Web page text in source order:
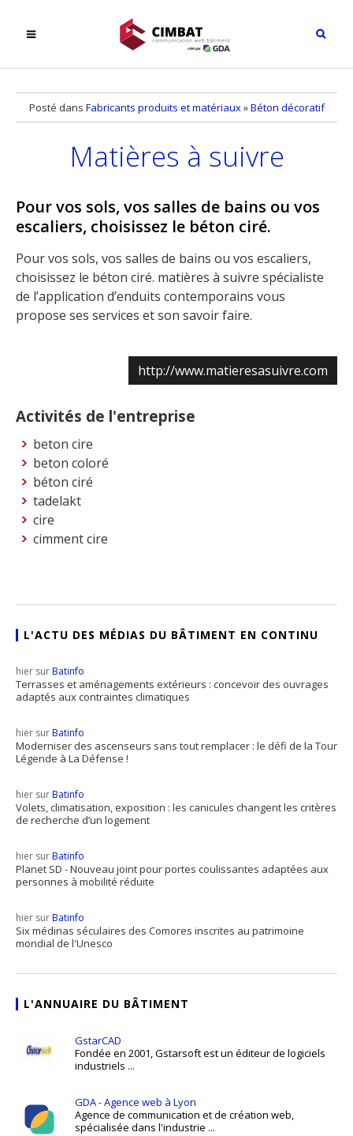
Posté dans Fabricants produits et matériaux»Béton décoratif
Matières à suivre
Pour vos sols, vos salles de bains ou vos
escaliers, choisissez le béton ciré.
Pour vos sols, vos salles de bains ou vos escaliers,
choisissez le béton ciré. matières à suivre spécialiste
de l’application d’enduits contemporains vous
propose ses services et son savoir faire.
http://www.matieresasuivre.com
Activités de l'entreprise
beton cire
beton coloré
béton ciré
tadelakt
cire
cimment cire
L'ACTU DES MÉDIAS DU BÂTIMENT EN CONTINU
hier surBatinfo
Terrasses et aménagements extérieurs : concevoir des ouvrages
adaptés aux contraintes climatiques
hier surBatinfo
Moderniser des ascenseurs sans tout remplacer : le défi de la Tour
Légende à La Défense !
hier surBatinfo
Volets, climatisation, exposition : les canicules changent les critères
de recherche d’un logement
hier surBatinfo
Planet SD - Nouveau joint pour portes coulissantes adaptées aux
personnes à mobilité réduite
hier surBatinfo
Six médinas séculaires des Comores inscrites au patrimoine
mondial de l'Unesco
L'ANNUAIRE DU BÂTIMENT
GstarCAD
Fondée en 2001, Gstarsoft est un éditeur de logiciels
industriels ...
GDA - Agence web à Lyon
Agence de communication et de création web,
spécialisée dans l'industrie ...